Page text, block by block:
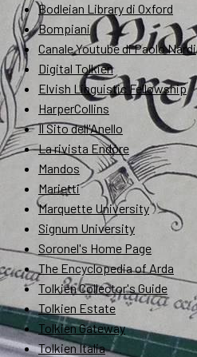
Bodleian Library di Oxford
Bompiani
Canale Youtube di Paolo Nardi
Digital Tolkien
Elvish Linguistic Fellowship
HarperCollins
Il Sito dell'Anello
La rivista Endóre
Mandos
Marietti
Marquette University
Signum University
Soronel's Home Page
The Encyclopedia of Arda
Tolkien Collector's Guide
Tolkien Estate
Tolkien Gateway
Tolkien Italia